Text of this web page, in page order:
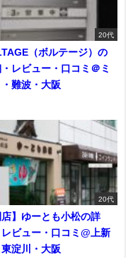
20代
（ボルテージ）の
レビュー・口コミ＠ミ
難波・大阪
20代
店】ゆーとも小松の詳
ビュー・口コミ@上新
東淀川・大阪